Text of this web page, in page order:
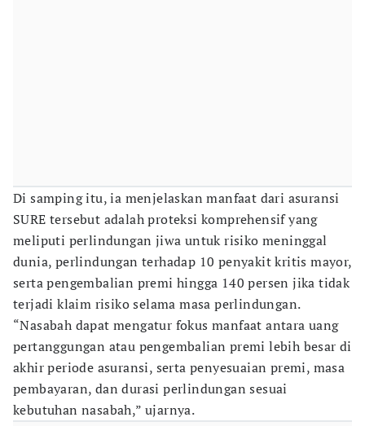
Di samping itu, ia menjelaskan manfaat dari asuransi
SURE tersebut adalah proteksi komprehensif yang
meliputi perlindungan jiwa untuk risiko meninggal
dunia, perlindungan terhadap 10 penyakit kritis mayor,
serta pengembalian premi hingga 140 persen jika tidak
terjadi klaim risiko selama masa perlindungan.
“Nasabah dapat mengatur fokus manfaat antara uang
pertanggungan atau pengembalian premi lebih besar di
akhir periode asuransi, serta penyesuaian premi, masa
pembayaran, dan durasi perlindungan sesuai
kebutuhan nasabah,” ujarnya.